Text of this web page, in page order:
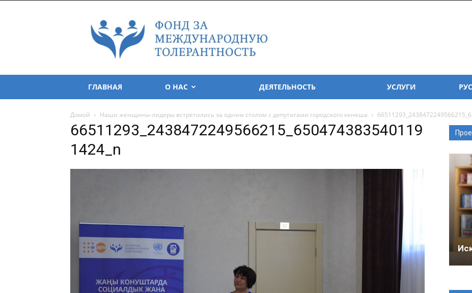
Foundation
for
Tolerance
International
ГЛАВНАЯ О НАС ДЕЯТЕЛЬНОСТЬ УСЛУГИ
Домой Наши женщины-лидеры встретились за одним столом с депутатами городского кенеша
66511293_2438472249566215_650474383540119
1424_n